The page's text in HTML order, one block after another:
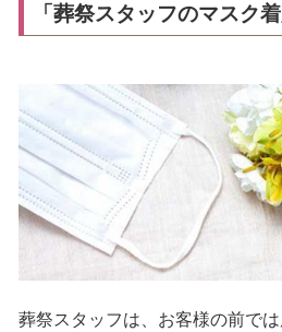
「葬祭スタッフのマスク着
葬祭スタッフは、お客様の前で